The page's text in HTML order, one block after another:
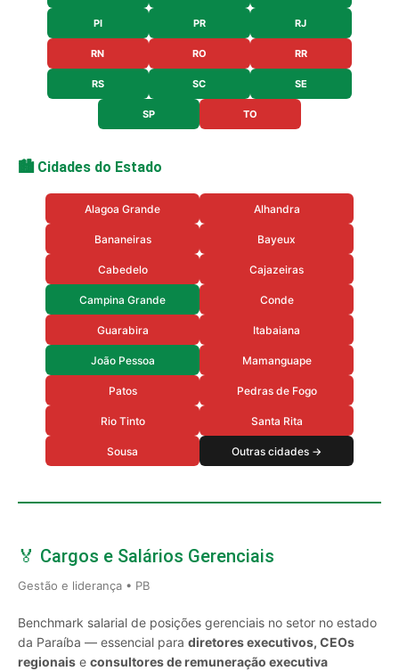
PI PR RJ
RN RO RR
RS SC SE
SP TO
🏙️ Cidades do Estado
Alagoa Grande Alhandra
Bananeiras Bayeux
Cabedelo Cajazeiras
Campina Grande Conde
Guarabira Itabaiana
João Pessoa Mamanguape
Patos Pedras de Fogo
Rio Tinto Santa Rita
Sousa Outras cidades →
🏅 Cargos e Salários Gerenciais
Gestão e liderança • PB
Benchmark salarial de posições gerenciais no setor no estado
da Paraíba — essencial para diretores executivos, CEOs
regionais e consultores de remuneração executiva